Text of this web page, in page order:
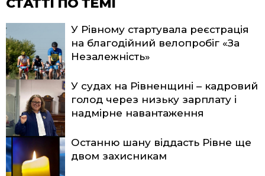
У Рівному стартувала реєстрація
на благодійний велопробіг «За
Незалежність»
У судах на Рівненщині – кадровий
голод через низьку зарплату і
надмірне навантаження
Останню шану віддасть Рівне ще
двом захисникам